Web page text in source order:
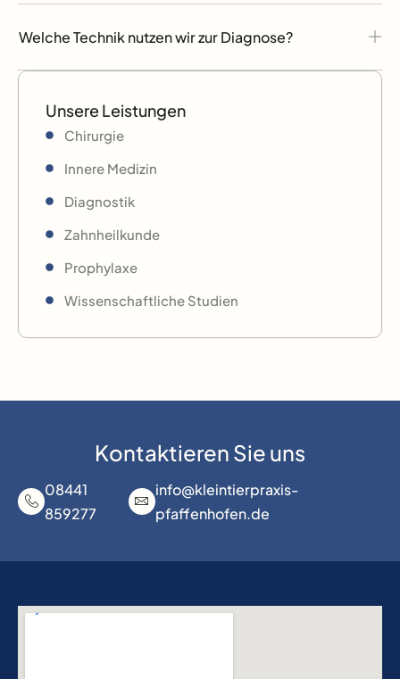
Unsere Leistungen
Chirurgie
Innere Medizin
Diagnostik
Zahnheilkunde
Prophylaxe
Wissenschaftliche Studien
Welche Technik nutzen wir zur Diagnose?
Kontaktieren Sie uns
08441
859277
info@kleintierpraxis-
pfaffenhofen.de